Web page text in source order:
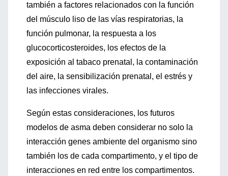
también a factores relacionados con la función
del músculo liso de las vías respiratorias, la
función pulmonar, la respuesta a los
glucocorticosteroides, los efectos de la
exposición al tabaco prenatal, la contaminación
del aire, la sensibilización prenatal, el estrés y
las infecciones virales.
Según estas consideraciones, los futuros
modelos de asma deben considerar no solo la
interacción genes ambiente del organismo sino
también los de cada compartimento, y el tipo de
interacciones en red entre los compartimentos.